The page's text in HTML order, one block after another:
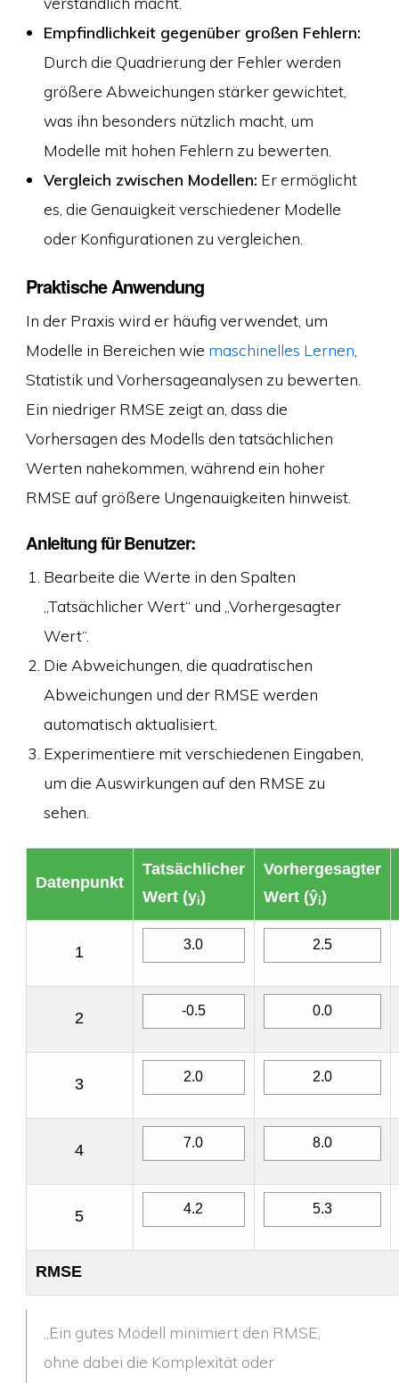
Empfindlichkeit gegenüber großen Fehlern:
Durch die Quadrierung der Fehler werden
größere Abweichungen stärker gewichtet,
was ihn besonders nützlich macht, um
Modelle mit hohen Fehlern zu bewerten.
Vergleich zwischen Modellen: Er ermöglicht
es, die Genauigkeit verschiedener Modelle
oder Konfigurationen zu vergleichen.
Praktische Anwendung
In der Praxis wird er häufig verwendet, um
Modelle in Bereichen wie maschinelles Lernen
Statistik und Vorhersageanalysen zu bewerten.
Ein niedriger RMSE zeigt an, dass die
Vorhersagen des Modells den tatsächlichen
Werten nahekommen, während ein hoher
RMSE auf größere Ungenauigkeiten hinweist.
Anleitung für Benutzer:
Bearbeite die Werte in den Spalten
„Tatsächlicher Wert“ und „Vorhergesagter
Wert“.
Die Abweichungen, die quadratischen
Abweichungen und der RMSE werden
automatisch aktualisiert.
Experimentiere mit verschiedenen Eingaben,
um die Auswirkungen auf den RMSE zu
sehen.
Datenpunkt
Tatsächlicher
Wert (yi)
Vorhergesagter
Wert (ŷi)
1
2
3
4
5
RMSE
„Ein gutes Modell minimiert den RMSE,
ohne dabei die Komplexität oder